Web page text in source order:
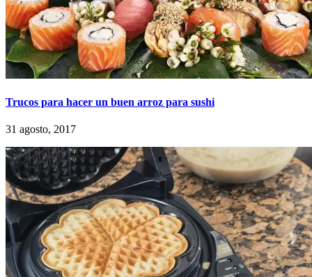
Trucos para hacer un buen arroz para sushi
31 agosto, 2017